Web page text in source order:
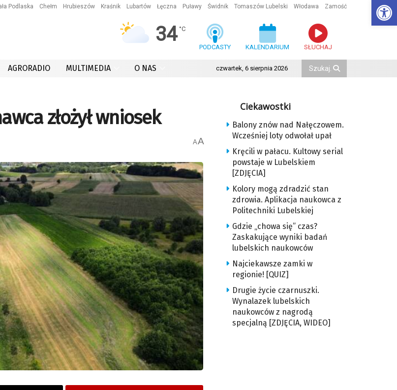
Podlaska Chełm Hrubieszów Kraśnik Lubartów Łęczna Puławy Świdnik Tomaszów Lubelski Włodawa Zamość
34 °C
PODCASTY KALENDARIUM SŁUCHAJ
AGRORADIO MULTIMEDIA O NAS czwartek, 6 sierpnia 2026
złożył wniosek
AA
Ciekawostki
Balony znów nad Nałęczowem.
Wcześniej loty odwołał upał
Kręcili w pałacu. Kultowy serial
powstaje w Lubelskiem
[ZDJĘCIA]
Kolory mogą zdradzić stan
zdrowia. Aplikacja naukowca z
Politechniki Lubelskiej
Gdzie „chowa się” czas?
Zaskakujące wyniki badań
lubelskich naukowców
Najciekawsze zamki w
regionie! [QUIZ]
Drugie życie czarnuszki.
Wynalazek lubelskich
naukowców z nagrodą
specjalną [ZDJĘCIA, WIDEO]